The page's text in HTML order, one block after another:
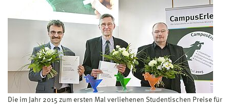
Die im Jahr 2015 zum ersten Mal verliehenen Studentischen Preise für